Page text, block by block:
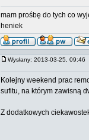
mam prośbę do tych co
heniek
Wysłany: 2013-03-25, 09:46
Kolejny weekend prac
sufitu, na którym zawisną
Z dodatkowych